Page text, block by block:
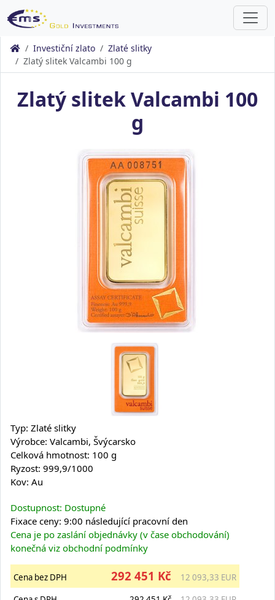
Investiční zlato
Zlaté slitky
Zlatý slitek Valcambi 100 g
Zlatý slitek Valcambi 100
g
Typ: Zlaté slitky
Výrobce: Valcambi, Švýcarsko
Celková hmotnost: 100 g
Ryzost: 999,9/1000
Kov: Au
Dostupnost: Dostupné
Fixace ceny: 9:00 následující pracovní den
Cena je po zaslání objednávky (v čase obchodování)
konečná viz obchodní podmínky
Cena bez DPH 292 451 Kč
12 093,33 EUR